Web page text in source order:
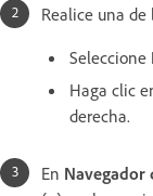
Realice una de
Seleccione
Haga clic
derecha.
En Navegador